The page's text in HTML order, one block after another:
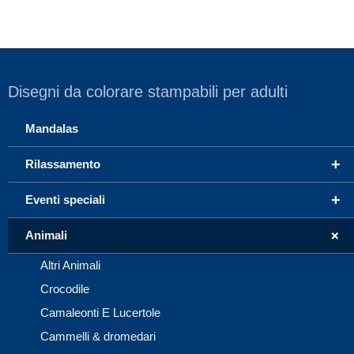
Disegni da colorare stampabili per adulti
Mandalas
+
Rilassamento
+
Eventi speciali
+
Animali
Altri Animali
Crocodile
Camaleonti E Lucertole
Cammelli & dromedari